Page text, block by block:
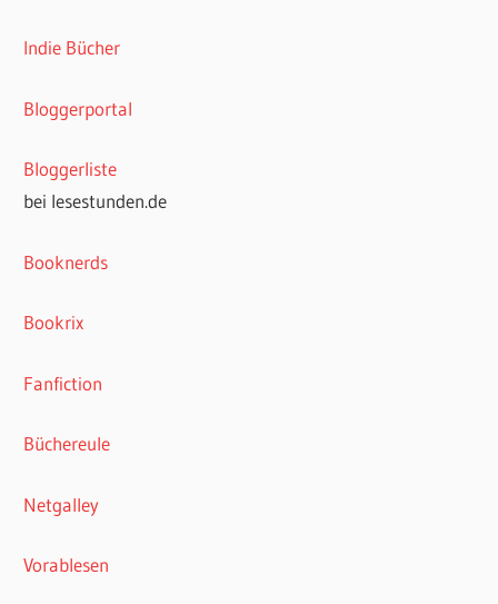
Indie Bücher
Bloggerportal
Bloggerliste
bei lesestunden.de
Booknerds
Bookrix
Fanfiction
Büchereule
Netgalley
Vorablesen